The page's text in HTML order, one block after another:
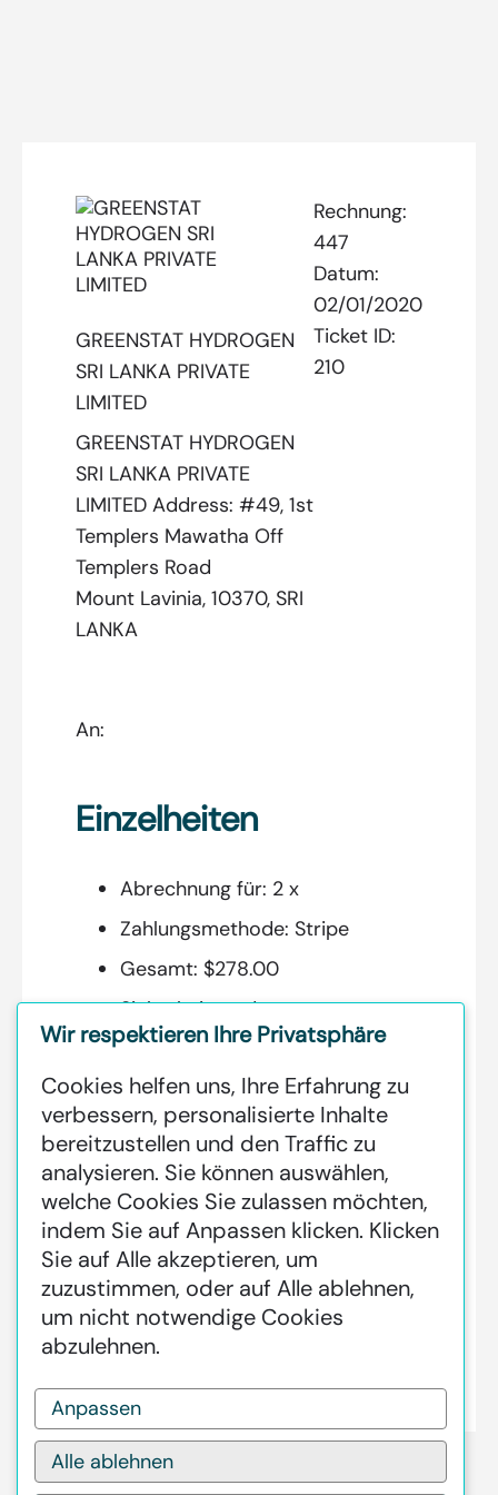
GREENSTAT HYDROGEN
SRI LANKA PRIVATE
LIMITED
GREENSTAT HYDROGEN
SRI LANKA PRIVATE
LIMITED Address: #49, 1st
Templers Mawatha Off
Templers Road
Mount Lavinia, 10370, SRI
LANKA
Rechnung:
447
Datum:
02/01/2020
Ticket ID:
210
An:
Einzelheiten
Abrechnung für: 2 x
Zahlungsmethode: Stripe
Gesamt: $278.00
Sicherheitscode:
5e35e805864b2
Zusätzliche
Informationen:
GREENSTAT HYDROGEN SRI LANKA
IS DEDICATED TO MAKING GREEN
HAPPEN CLEAN HYDROGEN
PRODUCTION AT INDUSTRIAL
SCALE GLOBALLY.
Wir respektieren Ihre Privatsphäre
Cookies helfen uns, Ihre Erfahrung zu
verbessern, personalisierte Inhalte
bereitzustellen und den Traffic zu
analysieren. Sie können auswählen,
welche Cookies Sie zulassen möchten,
indem Sie auf Anpassen klicken. Klicken
Sie auf Alle akzeptieren, um
zuzustimmen, oder auf Alle ablehnen,
um nicht notwendige Cookies
abzulehnen.
Anpassen
Alle ablehnen